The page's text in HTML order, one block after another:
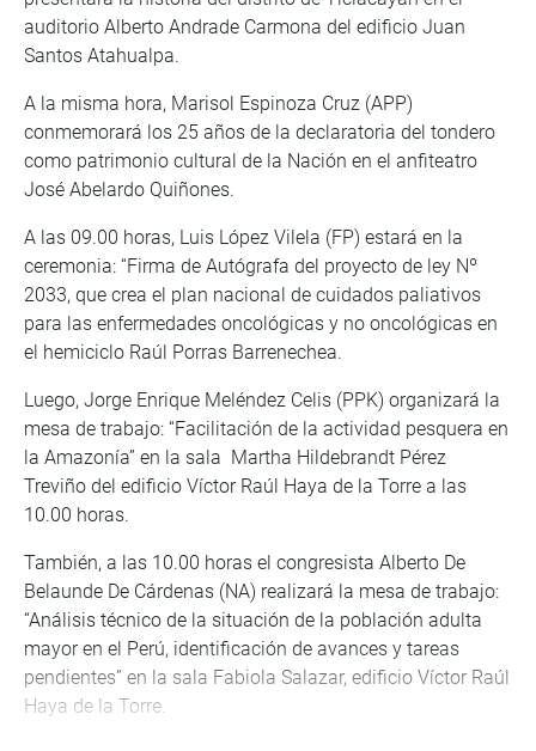
auditorio Alberto Andrade Carmona del edificio Juan
Santos Atahualpa.
A la misma hora, Marisol Espinoza Cruz (APP)
conmemorará los 25 años de la declaratoria del tondero
como patrimonio cultural de la Nación en el anfiteatro
José Abelardo Quiñones.
A las 09.00 horas, Luis López Vilela (FP) estará en la
ceremonia: “Firma de Autógrafa del proyecto de ley Nº
2033, que crea el plan nacional de cuidados paliativos
para las enfermedades oncológicas y no oncológicas en
el hemiciclo Raúl Porras Barrenechea.
Luego, Jorge Enrique Meléndez Celis (PPK) organizará la
mesa de trabajo: “Facilitación de la actividad pesquera en
la Amazonía” en la sala Martha Hildebrandt Pérez
Treviño del edificio Víctor Raúl Haya de la Torre a las
10.00 horas.
También, a las 10.00 horas el congresista Alberto De
Belaunde De Cárdenas (NA) realizará la mesa de trabajo:
“Análisis técnico de la situación de la población adulta
mayor en el Perú, identificación de avances y tareas
pendientes” en la sala Fabiola Salazar, edificio Víctor Raúl
Haya de la Torre.